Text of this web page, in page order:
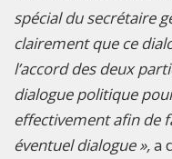
spécial du secrétaire
clairement que ce
l’accord des deux
dialogue politique
effectivement afin de
éventuel dialogue »,a